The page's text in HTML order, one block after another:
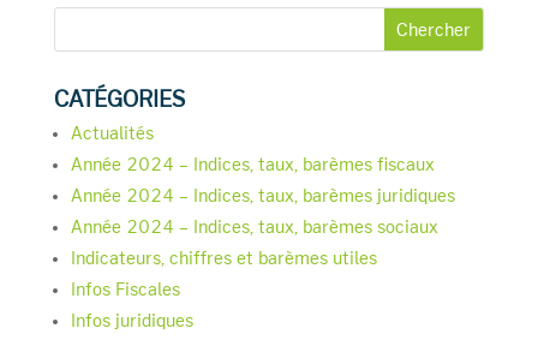
CATÉGORIES
Actualités
Année 2024 – Indices, taux, barèmes fiscaux
Année 2024 – Indices, taux, barèmes juridiques
Année 2024 – Indices, taux, barèmes sociaux
Indicateurs, chiffres et barèmes utiles
Infos Fiscales
Infos juridiques